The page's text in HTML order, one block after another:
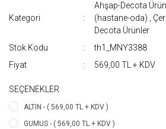
Kategori
Ahşap-Decota
(hastane-oda)
Decota Ürünler
Stok Kodu
th1_MNY3388
Fiyat
569,00 TL + KDV
SEÇENEKLER
ALTIN - ( 569,00 TL + KDV )
GUMUS - ( 569,00 TL + KDV )